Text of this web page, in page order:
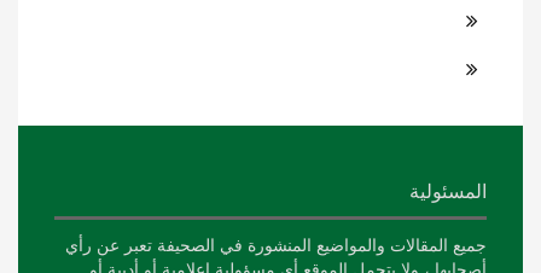
المسئولية
جميع المقالات والمواضيع المنشورة في الصحيفة تعبر عن رأي
أصحابها ، ولا يتحمل الموقع أي مسؤولية إعلامية أو أدبية أو